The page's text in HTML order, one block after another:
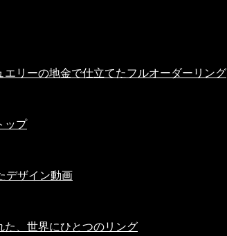
エリーの地金で仕立てたフルオーダーリング
ップ
デザイン動画
た、世界にひとつのリング